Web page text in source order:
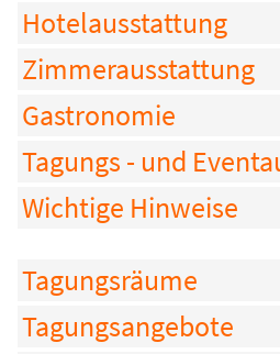
Hotelausstattung
Zimmerausstattung
Gastronomie
Tagungs - und
Wichtige Hinweise
Tagungsräume
Tagungsangebote